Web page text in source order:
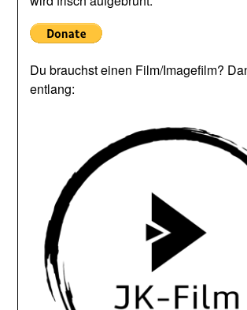
Du brauchst einen Film/Imagefilm?
entlang: